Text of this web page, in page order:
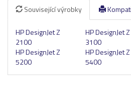
Související výrobky
HP DesignJet Z
2100
HP DesignJet Z
3100
HP DesignJet Z
5200
HP DesignJet Z
5400